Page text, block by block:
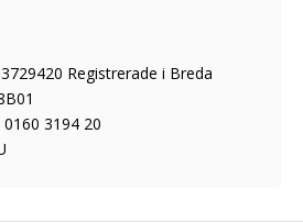
Registrerade i Breda
3194 20